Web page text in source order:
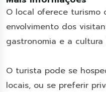
O local oferece turismo
envolvimento dos
gastronomia e a cultura
O turista pode se
locais, ou se preferir